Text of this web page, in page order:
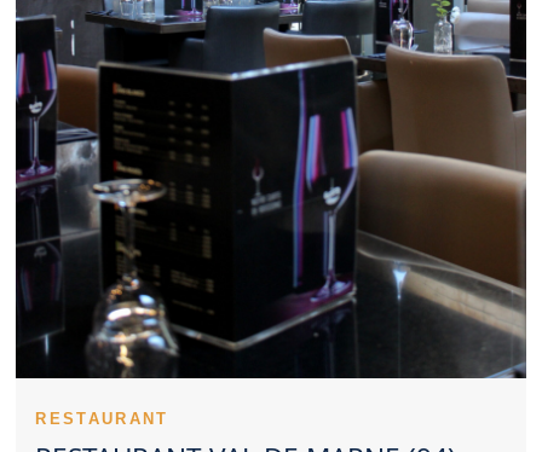
créer une vraie identité. La régularité des prestations valorise
fortement un Restaurant Val de Marne. Les retours d’expérience
peuvent orienter utilement vers un Restaurant Val de Marne. Un
Restaurant Val de Marne peut mettre en avant une cuisine
traditionnelle ou moderne. L’anticipation reste une bonne
habitude pour profiter d’un Restaurant Val de Marne dans les
meilleures conditions. Les familles apprécient un Restaurant Val
de Marne pratique et agréable. L’ambiance d’un Restaurant Val
de Marne peut transformer un simple dîner en souvenir
marquant. Des plats soignés valorisent immédiatement un
Restaurant Val de Marne. Un Restaurant Val de Marne sérieux
accorde une attention constante à la propreté. Évaluer un
Restaurant Val de Marne suppose d’observer la cuisine, le
service et le cadre.
Un Restaurant Val de Marne peut s’imposer comme une
référence locale gourmande. La singularité d’un Restaurant Val
de Marne peut se comprendre dès le début du repas. La
à se distinguer. Une bonne cuisson améliore nettement
RESTAURANT